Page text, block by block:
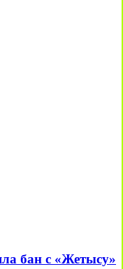
бан с «Жетысу»